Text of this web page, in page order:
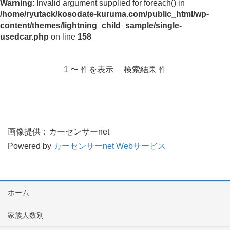
Warning: Invalid argument supplied for foreach() in
/home/ryutack/kosodate-kuruma.com/public_html/wp-
content/themes/lightning_child_sample/single-
usedcar.php on line 158
1 〜 件を表示 検索結果 件
画像提供：カーセンサーnet
Powered by カーセンサーnet Webサービス
ホーム
家族人数別